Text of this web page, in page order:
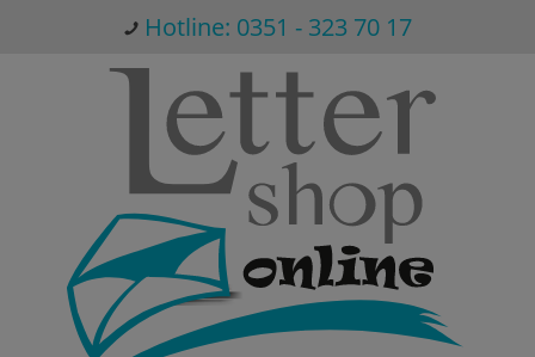
Hotline: 0351 - 323 70 17